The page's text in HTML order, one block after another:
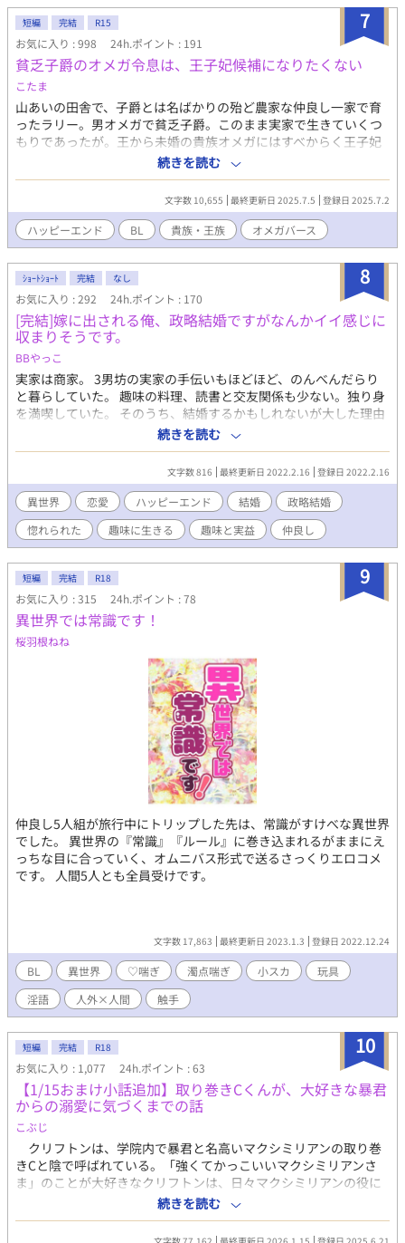
みんなにはしーなんだって、パパとお兄ちゃんが教えてくれまし
た！ ぼくはいいこなので約束は守れます！！ シングルパパの羽田
家のえっちな日常をお送りします。 普通に家族がいちゃいちゃし
てる常識はずれな家庭です。 誤字脱字、リクエストなどありまし
たら気軽にお声掛けよろしくお願いします。
7
短編 完結 R15
お気に入り : 998 24h.ポイント : 191
貧乏子爵のオメガ令息は、王子妃候補になりたくない
こたま
山あいの田舎で、子爵とは名ばかりの殆ど農家な仲良し一家で育
ったラリー。男オメガで貧乏子爵。このまま実家で生きていくつ
もりであったが。王から未婚の貴族オメガにはすべからく王子妃
候補の選定のため王宮に集うようお達しが出た。行きたくないし
お金も無い。辞退するよう手紙を書いたのに、近くに遠征してい
る騎士団が帰る時、迎えに行って一緒に連れていくと連絡があっ
た。断れないの？高貴なお嬢様にイジメられない？不安だらけの
ラリーを迎えに来たのは美丈夫な騎士のニールだった。
続きを読む
文字数 10,655 最終更新日 2025.7.5 登録日 2025.7.2
ハッピーエンド BL 貴族・王族 オメガバース
8
ｼｮｰﾄｼｮｰﾄ 完結 なし
お気に入り : 292 24h.ポイント : 170
[完結]嫁に出される俺、政略結婚ですがなんかイイ感じに
収まりそうです。
BBやっこ
実家は商家。 3男坊の実家の手伝いもほどほど、のんべんだらり
と暮らしていた。 趣味の料理、読書と交友関係も少ない。独り身
を満喫していた。 そのうち、結婚するかもしれないが大した理由
もないんだろうなあ。 そんなおれに両親が持ってきた結婚話。と
いうか、政略結婚だろ？！
続きを読む
文字数 816 最終更新日 2022.2.16 登録日 2022.2.16
異世界 恋愛 ハッピーエンド 結婚
政略結婚
惚れられた
趣味に生きる 趣味と実益 仲良し
9
短編 完結 R18
お気に入り : 315 24h.ポイント : 78
異世界では常識です！
桜羽根ねね
仲良し5人組が旅行中にトリップした先は、常識がすけべな異世界
でした。 異世界の『常識』『ルール』に巻き込まれるがままにえ
っちな目に合っていく、オムニバス形式で送るさっくりエロコメ
です。 人間5人とも全員受けです。
文字数 17,863 最終更新日 2023.1.3 登録日 2022.12.24
BL 異世界 ♡喘ぎ 濁点喘ぎ 小スカ
玩具
淫語
人外×人間 触手
10
短編 完結 R18
お気に入り : 1,077 24h.ポイント : 63
【1/15おまけ小話追加】取り巻きCくんが、大好きな暴君
からの溺愛に気づくまでの話
こぶじ
クリフトンは、学院内で暴君と名高いマクシミリアンの取り巻
きCと陰で呼ばれている。「強くてかっこいいマクシミリアンさ
ま」のことが大好きなクリフトンは、日々マクシミリアンの役に
立とうと奮闘していた。そんなある日「マクシミリアンが欲求不
満」だと聞かされて、クリフトンは張り切ってマクシミリアンの
恋人探しを始める。 一途で鈍くておバカなクリフトンが、仲良
続きを読む